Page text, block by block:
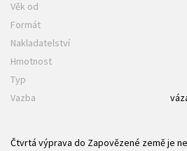
Věk od
Formát
Nakladatelství
Hmotnost
Typ
Vazba
Čtvrtá výprava do Zapovězené země je